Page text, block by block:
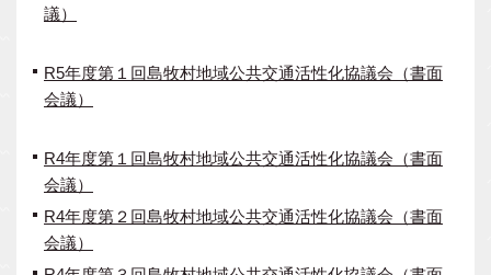
議）
R5年度第１回島牧村地域公共交通活性化協議会（書面
会議）
R4年度第１回島牧村地域公共交通活性化協議会（書面
会議）
R4年度第２回島牧村地域公共交通活性化協議会（書面
会議）